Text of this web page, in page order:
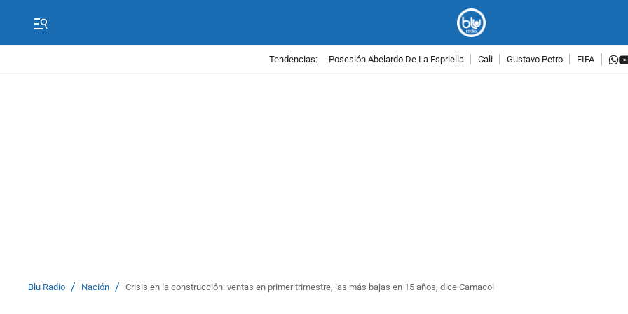
Tendencias: Posesión Abelardo De La Espriella Cali Gustavo Petro FIFA
Blu Radio / Nación / Crisis en la construcción: ventas en primer trimestre, las más bajas en 15 años, dice Camacol